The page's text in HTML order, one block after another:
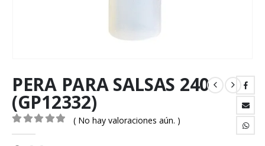
PERA PARA SALSAS 240
(GP12332)
( No hay valoraciones aún. )